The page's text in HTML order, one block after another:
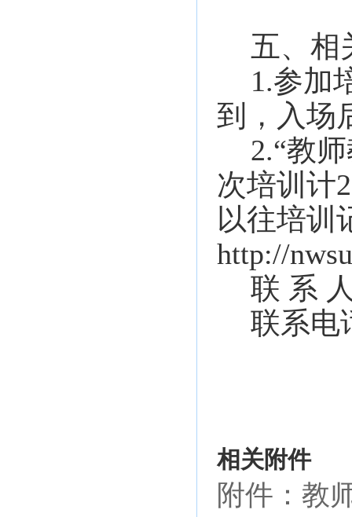
五、相
1.参加
到，入场
2.“教
次培训计
以往培训
http://
联 系
联系电
相关附件
附件：教